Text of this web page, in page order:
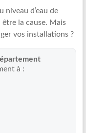
niveau d’eau de
la cause. Mais
vos installations ?
à :